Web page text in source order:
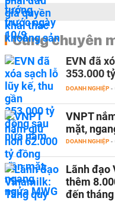
Cùng chuyên
EVN đã
353.000
DOANH NGHIỆP -
VNPT
mặt,
DOANH NGHIỆP -
Lãnh đạo
thêm
đến tháng